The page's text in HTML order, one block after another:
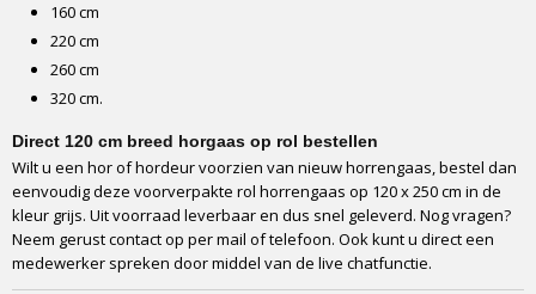
160 cm
220 cm
260 cm
320 cm.
Direct 120 cm breed horgaas op rol bestellen
Wilt u een hor of hordeur voorzien van nieuw horrengaas, bestel dan
eenvoudig deze voorverpakte rol horrengaas op 120 x 250 cm in de
kleur grijs. Uit voorraad leverbaar en dus snel geleverd. Nog vragen?
Neem gerust contact op per mail of telefoon. Ook kunt u direct een
medewerker spreken door middel van de live chatfunctie.